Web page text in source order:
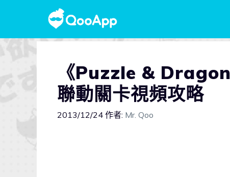
《Puzzle &
聯動關卡視頻攻略
2013/12/24 作者: Mr. Qoo